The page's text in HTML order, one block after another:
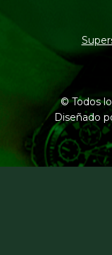
© Todos
Diseñado